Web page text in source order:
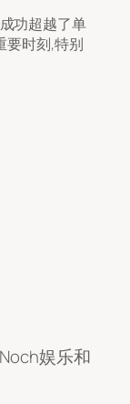
功超越了单
要时刻,特别
娱乐和